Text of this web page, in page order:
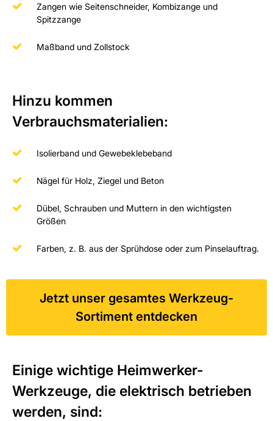
Zangen wie Seitenschneider, Kombizange und
Spitzzange
Maßband und Zollstock
Hinzu kommen
Verbrauchsmaterialien:
Isolierband und Gewebeklebeband
Nägel für Holz, Ziegel und Beton
Dübel, Schrauben und Muttern in den wichtigsten
Größen
Farben, z. B. aus der Sprühdose oder zum Pinselauftrag.
Jetzt unser gesamtes Werkzeug-
Sortiment entdecken
Einige wichtige Heimwerker-
Werkzeuge, die elektrisch betrieben
werden, sind: